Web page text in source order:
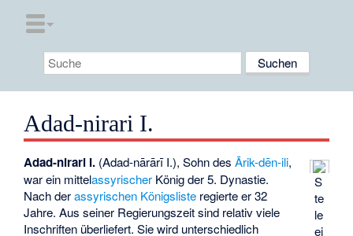
Adad-nirari I.
S
te
le
ei
Adad-nirari I. (Adad-nārārī I.), Sohn desĀrik-dēn-ili,
war ein mittelassyrischer König der 5. Dynastie.
Nach derassyrischen Königsliste regierte er 32
Jahre. Aus seiner Regierungszeit sind relativ viele
Inschriften überliefert. Sie wird unterschiedlich